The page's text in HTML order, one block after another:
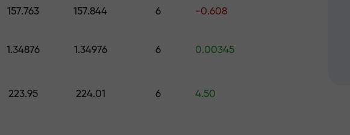
қилинг —
— бозордаги
157.763 157.844 6 -0.608
1.34876 1.34976 6 0.00345
223.95 224.01 6 4.50